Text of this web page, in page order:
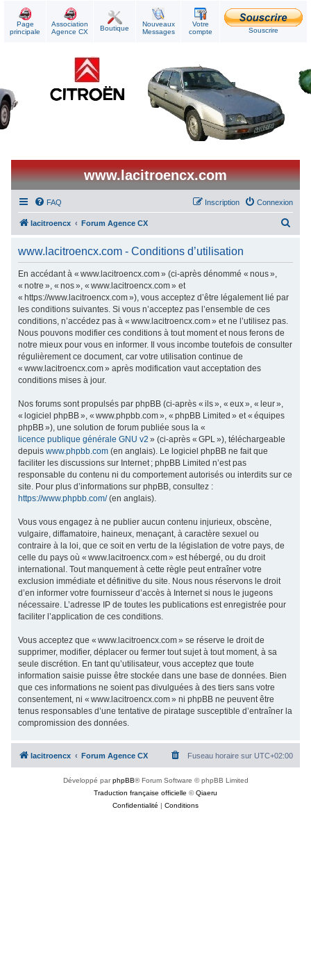
Page
principale
Association
Agence CX
Boutique
Nouveaux
Messages
Votre
compte
Souscrire
www.lacitroencx.com
FAQ Connexion
Inscription
lacitroencx Forum Agence CX
www.lacitroencx.com - Conditions d’utilisation
En accédant à « www.lacitroencx.com » (ci-après dénommé « nous »,
« notre », « nos », « www.lacitroencx.com » et
« https://www.lacitroencx.com »), vous acceptez d’être légalement lié par
les conditions suivantes. Si vous n’acceptez pas l’ensemble de ces
conditions, n’accédez pas à « www.lacitroencx.com » et ne l’utilisez pas.
Nous pouvons modifier ces conditions à tout moment et nous ferons de
notre mieux pour vous en informer. Il vous incombe toutefois de consulter
régulièrement ce document, car votre utilisation continue de
« www.lacitroencx.com » après modification vaut acceptation des
conditions mises à jour.
Nos forums sont propulsés par phpBB (ci-après « ils », « eux », « leur »,
« logiciel phpBB », « www.phpbb.com », « phpBB Limited » et « équipes
phpBB »), une solution de forum publiée sous la «
licence publique générale GNU v2 » (ci-après « GPL »), téléchargeable
depuiswww.phpbb.com (en anglais). Le logiciel phpBB ne fait que
faciliter les discussions sur Internet ; phpBB Limited n’est pas
responsable du contenu ni du comportement autorisés ou interdits sur ce
site. Pour plus d’informations sur phpBB, consultez :
https://www.phpbb.com/(en anglais).
Vous vous engagez à ne publier aucun contenu injurieux, obscène,
vulgaire, diffamatoire, haineux, menaçant, à caractère sexuel ou
contraire à la loi, que ce soit en vertu de la législation de votre pays, de
celle du pays où « www.lacitroencx.com » est hébergé, ou du droit
international. Tout manquement à cette règle peut entraîner votre
exclusion immédiate et définitive du site. Nous nous réservons le droit
d’en informer votre fournisseur d’accès à Internet si nous le jugeons
nécessaire. L’adresse IP de toutes les publications est enregistrée pour
faciliter l’application de ces conditions.
Vous acceptez que « www.lacitroencx.com » se réserve le droit de
supprimer, modifier, déplacer ou fermer tout sujet à tout moment, à sa
seule discrétion. En tant qu’utilisateur, vous acceptez que toute
information saisie puisse être stockée dans une base de données. Bien
que ces informations ne soient pas divulguées à des tiers sans votre
consentement, ni « www.lacitroencx.com » ni phpBB ne peuvent être
tenus responsables d’une tentative de piratage susceptible d’entraîner la
compromission des données.
lacitroencx Forum Agence CX Fuseau horaire sur UTC+02:00
Développé parphpBB® Forum Software © phpBB Limited
Traduction française officielle ©Qiaeru
Confidentialité | Conditions